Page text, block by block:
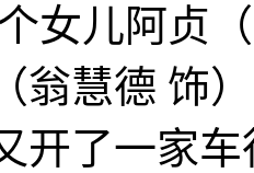
女儿阿贞
翁慧德 饰
开了一家